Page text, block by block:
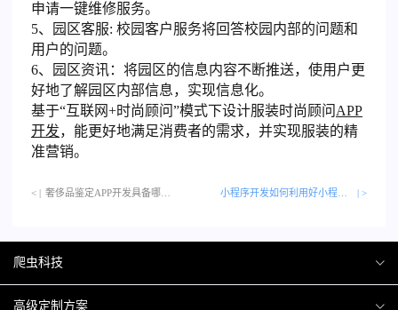
申请一键维修服务。
5、园区客服: 校园客户服务将回答校园内部的问题和
用户的问题。
6、园区资讯：将园区的信息内容不断推送，使用户更
好地了解园区内部信息，实现信息化。
基于“互联网+时尚顾问”模式下设计服装时尚顾问 APP
开发，能更好地满足消费者的需求，并实现服装的精
准营销。
< | | >
爬虫科技
爬虫案例
高级定制方案